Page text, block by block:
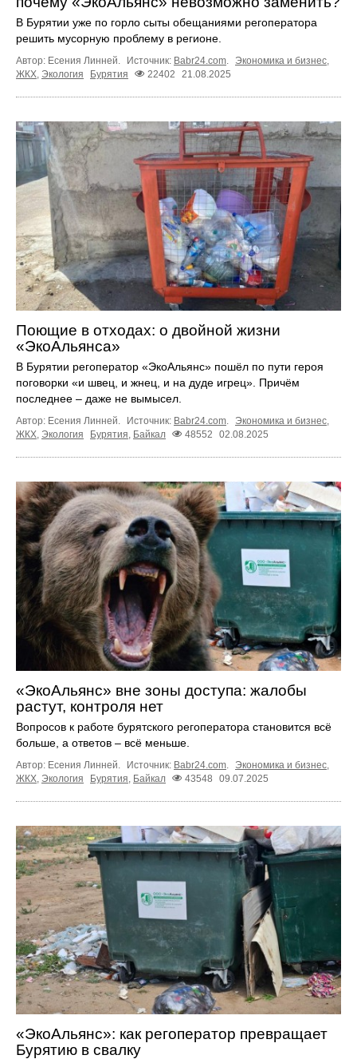
В Бурятии уже по горло сыты обещаниями регоператора
решить мусорную проблему в регионе.
Автор: Есения Линней. Источник: Babr24.com. Экономика и бизнес,
ЖКХ, Экология Бурятия 22402 21.08.2025
Поющие в отходах: о двойной жизни
«ЭкоАльянса»
В Бурятии регоператор «ЭкоАльянс» пошёл по пути героя
поговорки «и швец, и жнец, и на дуде игрец». Причём
последнее – даже не вымысел.
Автор: Есения Линней. Источник: Babr24.com. Экономика и бизнес,
ЖКХ, Экология Бурятия, Байкал 48552 02.08.2025
«ЭкоАльянс» вне зоны доступа: жалобы
растут, контроля нет
Вопросов к работе бурятского регоператора становится всё
больше, а ответов – всё меньше.
Автор: Есения Линней. Источник: Babr24.com Экономика и бизнес
ЖКХ, Экология Бурятия, Байкал 43548 09.07.2025
«ЭкоАльянс»: как регоператор превращает
Бурятию в свалку